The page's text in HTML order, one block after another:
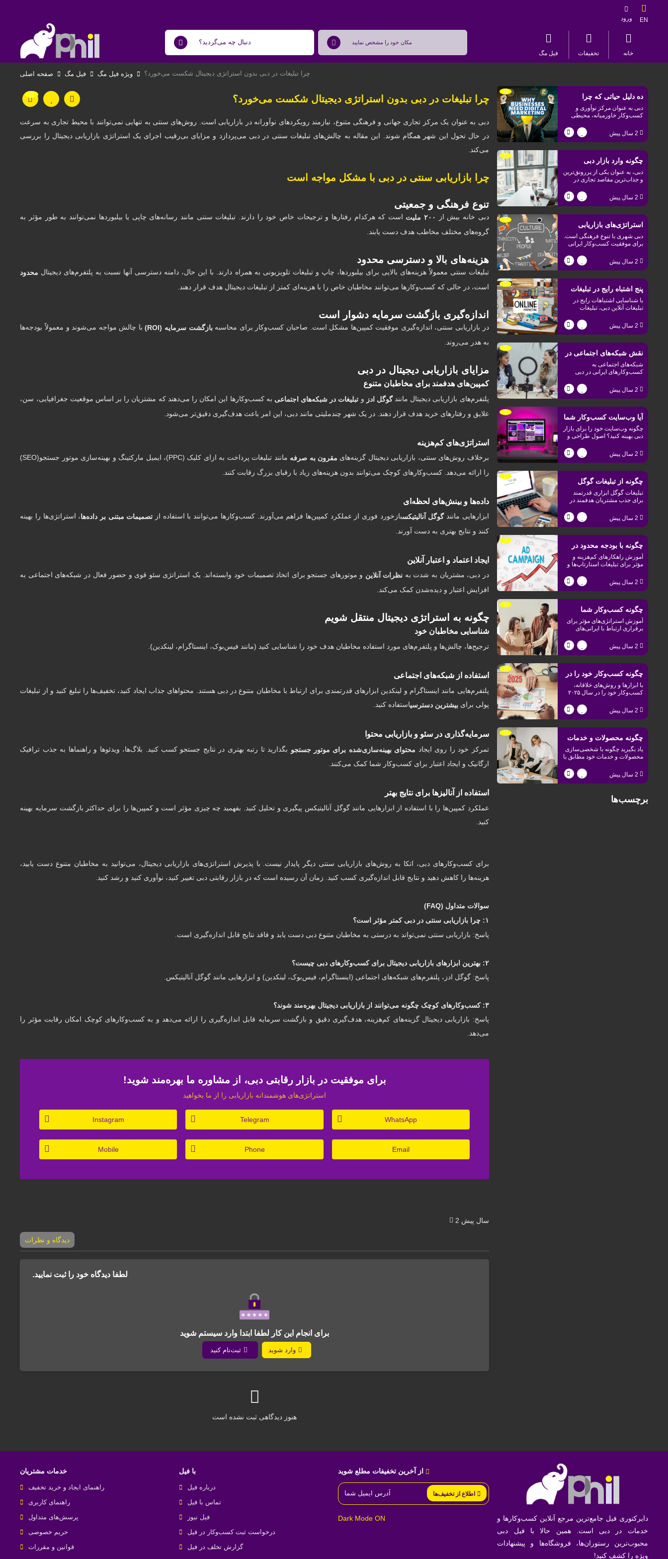
ورود EN
فیل مگ تخفیفات خانه
صفحه اصلی فیل مگ ویژه فیل مگ چرا تبلیغات در دبی بدون استراتژی دیجیتال شکست می‌خورد؟
چرا تبلیغات در دبی بدون استراتژی دیجیتال شکست می‌خورد؟
دبی به عنوان یک مرکز تجاری جهانی و فرهنگی متنوع، نیازمند رویکردهای نوآورانه در بازاریابی است. روش‌های سنتی به تنهایی نمی‌توانند با محیط تجاری به سرعت
در حال تحول این شهر همگام شوند. این مقاله به چالش‌های تبلیغات سنتی در دبی می‌پردازد و مزایای بی‌رقیب اجرای یک استراتژی بازاریابی دیجیتال را بررسی
می‌کند.
چرا بازاریابی سنتی در دبی با مشکل مواجه است
تنوع فرهنگی و جمعیتی
دبی خانه بیش از ۲۰۰ ملیت
است که هرکدام رفتارها و ترجیحات خاص خود را دارند. تبلیغات سنتی مانند رسانه‌های چاپی یا بیلبوردها نمی‌توانند به طور مؤثر به
گروه‌های مختلف مخاطب هدف دست یابند.
هزینه‌های بالا و دسترسی محدود
تبلیغات سنتی معمولاً هزینه‌های بالایی برای بیلبوردها، چاپ و تبلیغات تلویزیونی به همراه دارند. با این حال، دامنه دسترسی آنها نسبت به پلتفرم‌های دیجیتال محدود
است، در حالی که کسب‌وکارها می‌توانند مخاطبان خاص را با هزینه‌ای کمتر از تبلیغات دیجیتال هدف قرار دهند.
اندازه‌گیری بازگشت سرمایه دشوار است
در بازاریابی سنتی، اندازه‌گیری موفقیت کمپین‌ها مشکل است. صاحبان کسب‌وکار برای محاسبهبازگشت سرمایه (ROI)
با چالش مواجه می‌شوند و معمولاً بودجه‌ها
به هدر می‌روند.
مزایای بازاریابی دیجیتال در دبی
کمپین‌های هدفمند برای مخاطبان متنوع
پلتفرم‌های بازاریابی دیجیتال مانندگوگل ادز و تبلیغات در شبکه‌های اجتماعی به کسب‌وکارها این امکان را می‌دهند که مشتریان را بر اساس موقعیت جغرافیایی، سن،
علایق و رفتارهای خرید هدف قرار دهند. در یک شهر چندملیتی مانند دبی، این امر باعث هدف‌گیری دقیق‌تر می‌شود.
استراتژی‌های کم‌هزینه
برخلاف روش‌های سنتی، بازاریابی دیجیتال گزینه‌های مقرون به صرفه
مانند تبلیغات پرداخت به ازای کلیک (PPC)، ایمیل مارکتینگ و بهینه‌سازی موتور جستجو(SEO)
را ارائه می‌دهد. کسب‌وکارهای کوچک می‌توانند بدون هزینه‌های زیاد با رقبای بزرگ رقابت کنند.
داده‌ها و بینش‌های لحظه‌ای
ابزارهایی مانندگوگل آنالیتیکسبازخورد فوری از عملکرد کمپین‌ها فراهم می‌آورند. کسب‌وکارها می‌توانند با استفاده از تصمیمات مبتنی بر داده‌ها، استراتژی‌ها را بهینه
کنند و نتایج بهتری به دست آورند.
ایجاد اعتماد و اعتبار آنلاین
در دبی، مشتریان به شدت به نظرات آنلاین و موتورهای جستجو برای اتخاذ تصمیمات خود وابسته‌اند. یک استراتژی سئو قوی و حضور فعال در شبکه‌های اجتماعی به
افزایش اعتبار و دیده‌شدن کمک می‌کند.
چگونه به استراتژی دیجیتال منتقل شویم
شناسایی مخاطبان خود
ترجیح‌ها، چالش‌ها و پلتفرم‌های مورد استفاده مخاطبان هدف خود را شناسایی کنید (مانند فیس‌بوک، اینستاگرام، لینکدین).
استفاده از شبکه‌های اجتماعی
پلتفرم‌هایی مانند اینستاگرام و لینکدین ابزارهای قدرتمندی برای ارتباط با مخاطبان متنوع در دبی هستند. محتواهای جذاب ایجاد کنید، تخفیف‌ها را تبلیغ کنید و از تبلیغات
پولی برایبیشترین دسترسیاستفاده کنید.
سرمایه‌گذاری در سئو و بازاریابی محتوا
تمرکز خود را روی ایجاد محتوای بهینه‌سازی‌شده برای موتور جستجو بگذارید تا رتبه بهتری در نتایج جستجو کسب کنید. بلاگ‌ها، ویدئوها و راهنماها به جذب ترافیک
ارگانیک و ایجاد اعتبار برای کسب‌وکار شما کمک می‌کنند.
استفاده از آنالیزها برای نتایج بهتر
عملکرد کمپین‌ها را با استفاده از ابزارهایی مانند گوگل آنالیتیکس پیگیری و تحلیل کنید. بفهمید چه چیزی مؤثر است و کمپین‌ها را برای حداکثر بازگشت سرمایه بهینه
کنید.
برای کسب‌وکارهای دبی، اتکا به روش‌های بازاریابی سنتی دیگر پایدار نیست. با پذیرش استراتژی‌های بازاریابی دیجیتال، می‌توانید به مخاطبان متنوع دست یابید،
هزینه‌ها را کاهش دهید و نتایج قابل اندازه‌گیری کسب کنید. زمان آن رسیده است که در بازار رقابتی دبی تغییر کنید، نوآوری کنید و رشد کنید.
سوالات متداول (FAQ)
۱: چرا بازاریابی سنتی در دبی کمتر مؤثر است؟
پاسخ: بازاریابی سنتی نمی‌تواند به درستی به مخاطبان متنوع دبی دست یابد و فاقد نتایج قابل اندازه‌گیری است.
۲: بهترین ابزارهای بازاریابی دیجیتال برای کسب‌وکارهای دبی چیست؟
پاسخ: گوگل ادز، پلتفرم‌های شبکه‌های اجتماعی (اینستاگرام، فیس‌بوک، لینکدین) و ابزارهایی مانند گوگل آنالیتیکس.
۳: کسب‌وکارهای کوچک چگونه می‌توانند از بازاریابی دیجیتال بهره‌مند شوند؟
پاسخ: بازاریابی دیجیتال گزینه‌های کم‌هزینه، هدف‌گیری دقیق و بازگشت سرمایه قابل اندازه‌گیری را ارائه می‌دهد و به کسب‌وکارهای کوچک امکان رقابت مؤثر را
می‌دهد.
برای موفقیت در بازار رقابتی دبی، از مشاوره ما بهره‌مند شوید!
استراتژی‌های هوشمندانه بازاریابی را از ما بخواهید
WhatsApp
Telegram
Instagram
Email
Phone
Mobile
2 سال پیش
دیدگاه‌ و نظرات
لطفا دیدگاه خود را ثبت نمایید.
برای انجام این کار لطفا ابتدا وارد سیستم شوید
ثبت‌نام کنید وارد شوید
هنوز دیدگاهی ثبت نشده است
ده دلیل حیاتی که چرا
کسب‌وکار شما در دبی نیاز
به بازاریابی دیجیتال دارد
دبی به عنوان مرکز نوآوری و
کسب‌وکار خاورمیانه، محیطی
شرکت‌ها ایجاد کرده است.
2 سال پیش
چگونه وارد بازار دبی
شویم؟ نکات کلیدی برای
کسب‌وکارهای ایرانی
دبی، به عنوان یکی از پررونق‌ترین
و جذاب‌ترین مقاصد تجاری در
برای کسب‌وکارهای ایرانی فراهم
کرده است.
2 سال پیش
استراتژی‌های بازاریابی
برای کسب‌وکارهای ایرانی
در دبی با توجه به تفاوت‌های
فرهنگی
دبی شهری با تنوع فرهنگی است.
برای موفقیت کسب‌وکار ایرانی
بازاریابی خود را با توجه به
تفاوت‌های فرهنگی طراحی کنید.
2 سال پیش
پنج اشتباه رایج در تبلیغات
آنلاین در دبی و روش‌های
با شناسایی اشتباهات رایج در
تبلیغات آنلاین دبی، تبلیغات
دهید و از صرف هزینه و زمان در
مسیرهای بی‌نتیجه جلوگیری کنید.
2 سال پیش
نقش شبکه‌های اجتماعی در
توسعه کسب‌وکارهای
شبکه‌های اجتماعی به
کسب‌وکارهای ایرانی در دبی
مفید، پلتفرم‌های پرطرفدار و
استراتژی‌های تبلیغاتی را در بلاگ
2 سال پیش
آیا وب‌سایت کسب‌وکار شما
برای بازار دبی بهینه‌سازی
چگونه وب‌سایت خود را برای بازار
دبی بهینه کنید؟ اصول طراحی و
مخاطبان دبی و افزایش نرخ
تبدیل را بیاموزید.
2 سال پیش
چگونه از تبلیغات گوگل
برای رشد کسب‌وکار در
تبلیغات گوگل ابزاری قدرتمند
برای جذب مشتریان هدفمند در
استراتژی‌های مؤثر کسب‌وکار
خود را رشد دهید.
2 سال پیش
چگونه با بودجه محدود در
دبی کمپین تبلیغاتی موفق
آموزش راهکارهای کم‌هزینه و
مؤثر برای تبلیغات استارتاپ‌ها و
استراتژی‌هایی که به شما کمک
می‌کنند برندتان را معرفی کنید.
2 سال پیش
چگونه کسب‌وکار شما
می‌تواند با ایرانی‌های مقیم
آموزش استراتژی‌های مؤثر برای
برقراری ارتباط با ایرانی‌های
مناسب ارتباطی و نکات مفید
برای جذب مشتریان ایرانی.
2 سال پیش
چگونه کسب‌وکار خود را در
سال ۲۰۲۵ ارتقا دهیم؟
با ابزارها و روش‌های خلاقانه،
کسب‌وکار خود را در سال ۲۰۲۵
هوشمند تا پلتفرم فیل، همه‌چیز
برای موفقیت شما اینجاست.
2 سال پیش
چگونه محصولات و خدمات
خود را برای جامعه ایرانی
یاد بگیرید چگونه با شخصی‌سازی
محصولات و خدمات خود مطابق با
دبی، مشتریان بیشتری جذب کنید
و فروش خود را افزایش دهید.
2 سال پیش
برچسب‌ها
خدمات مشتریان
راهنمای ایجاد و خرید تخفیف
راهنمای کاربری
پرسش‌های متداول
حریم خصوصی
قوانین و مقررات
با فیل
درباره فیل
تماس با فیل
فیل نیوز
درخواست ثبت کسب‌و‌کار در فیل
گزارش تخلف در فیل
اطلاع از تخفیف‌ها
Dark Mode ON
دایرکتوری فیل جامع‌ترین مرجع آنلاین کسب‌وکارها و
خدمات در دبی است. همین حالا با فیل دبی
محبوب‌ترین رستوران‌ها، فروشگاه‌ها و پیشنهادات
ویژه را کشف کنید!